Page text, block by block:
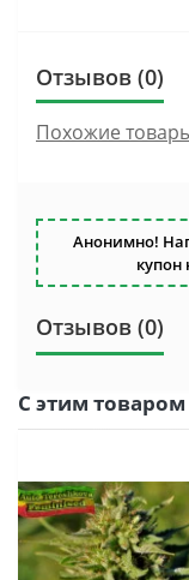
Отзывов (0)
Похожие
Анонимно!
купон
Отзывов (0)
С этим